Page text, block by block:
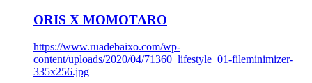
ORIS X MOMOTARO
https://www.ruadebaixo.com/wp-
content/uploads/2020/04/71360_lifestyle_01-fileminimizer-
335x256.jpg